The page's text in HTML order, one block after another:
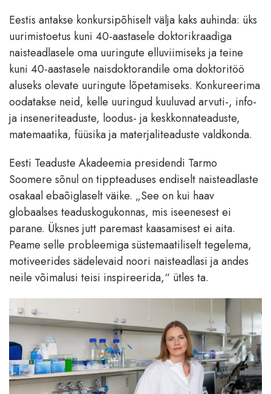
Eestis antakse konkursipõhiselt välja kaks auhinda: üks
uurimistoetus kuni 40-aastasele doktorikraadiga
naisteadlasele oma uuringute elluviimiseks ja teine
kuni 40-aastasele naisdoktorandile oma doktoritöö
aluseks olevate uuringute lõpetamiseks. Konkureerima
oodatakse neid, kelle uuringud kuuluvad arvuti-, info-
ja inseneriteaduste, loodus- ja keskkonnateaduste,
matemaatika, füüsika ja materjaliteaduste valdkonda.
Eesti Teaduste Akadeemia presidendi Tarmo
Soomere sõnul on tippteaduses endiselt naisteadlaste
osakaal ebaõiglaselt väike. „See on kui haav
globaalses teaduskogukonnas, mis iseenesest ei
parane. Üksnes jutt paremast kaasamisest ei aita.
Peame selle probleemiga süstemaatiliselt tegelema,
motiveerides sädelevaid noori naisteadlasi ja andes
neile võimalusi teisi inspireerida,“ ütles ta.